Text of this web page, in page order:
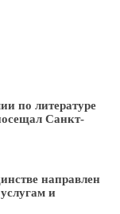
по литературе
Санкт-
направлен
и